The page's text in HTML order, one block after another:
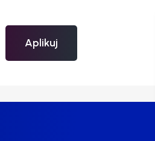
Aplikuj